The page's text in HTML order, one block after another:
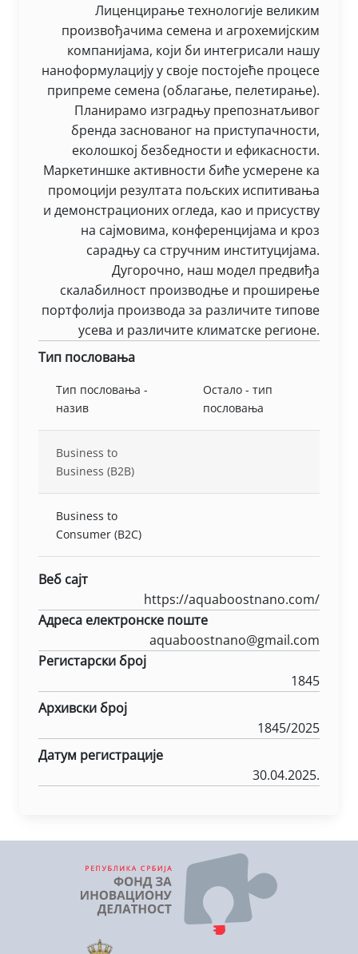
Лиценцирање технологије великим
произвођачима семена и агрохемијским
компанијама, који би интегрисали нашу
наноформулацију у своје постојеће процесе
припреме семена (облагање, пелетирање).
Планирамо изградњу препознатљивог
бренда заснованог на приступачности,
еколошкој безбедности и ефикасности.
Маркетиншке активности биће усмерене ка
промоцији резултата пољских испитивања
и демонстрационих огледа, као и присуству
на сајмовима, конференцијама и кроз
сарадњу са стручним институцијама.
Дугорочно, наш модел предвиђа
скалабилност производње и проширење
портфолија производа за различите типове
усева и различите климатске регионе.
Тип пословања
Тип пословања -
назив
Остало - тип
пословања
Business to
Business (B2B)
Business to
Consumer (B2C)
Веб сајт
https://aquaboostnano.com/
Адреса електронске поште
aquaboostnano@gmail.com
Регистарски број
1845
Архивски број
1845/2025
Датум регистрације
30.04.2025.